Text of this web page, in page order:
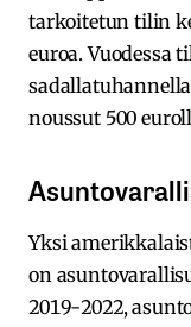
tarkoitetun tilin
euroa. Vuodessa
noussut 500
Yksi
on
2019-2022,